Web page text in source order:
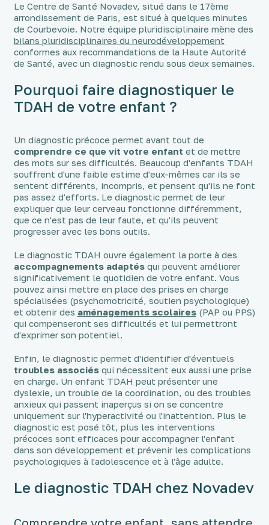
Le Centre de Santé Novadev, situé dans le 17ème
arrondissement de Paris, est situé à quelques minutes
de Courbevoie. Notre équipe pluridisciplinaire mène des
bilans pluridisciplinaires du neurodéveloppement
conformes aux recommandations de la Haute Autorité
de Santé, avec un diagnostic rendu sous deux semaines.
Pourquoi faire diagnostiquer le
TDAH de votre enfant ?
Un diagnostic précoce permet avant tout de
comprendre ce que vit votre enfant et de mettre
des mots sur ses difficultés. Beaucoup d'enfants TDAH
souffrent d'une faible estime d'eux-mêmes car ils se
sentent différents, incompris, et pensent qu'ils ne font
pas assez d'efforts. Le diagnostic permet de leur
expliquer que leur cerveau fonctionne différemment,
que ce n'est pas de leur faute, et qu'ils peuvent
progresser avec les bons outils.
Le diagnostic TDAH ouvre également la porte à des
accompagnements adaptésqui peuvent améliorer
significativement le quotidien de votre enfant. Vous
pouvez ainsi mettre en place des prises en charge
spécialisées (psychomotricité, soutien psychologique)
et obtenir des aménagements scolaires(PAP ou PPS)
qui compenseront ses difficultés et lui permettront
d'exprimer son potentiel.
Enfin, le diagnostic permet d'identifier d'éventuels
troubles associésqui nécessitent eux aussi une prise
en charge. Un enfant TDAH peut présenter une
dyslexie, un trouble de la coordination, ou des troubles
anxieux qui passent inaperçus si on se concentre
uniquement sur l'hyperactivité ou l'inattention. Plus le
diagnostic est posé tôt, plus les interventions
précoces sont efficaces pour accompagner l'enfant
dans son développement et prévenir les complications
psychologiques à l'adolescence et à l'âge adulte.
Le diagnostic TDAH chez Novadev